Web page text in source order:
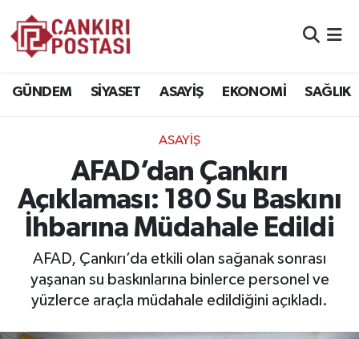
GÜNDEM SİYASET ASAYİŞ EKONOMİ SAĞLIK
ASAYİŞ
AFAD’dan Çankırı
Açıklaması: 180 Su Baskını
İhbarına Müdahale Edildi
AFAD, Çankırı’da etkili olan sağanak sonrası
yaşanan su baskınlarına binlerce personel ve
yüzlerce araçla müdahale edildiğini açıkladı.
EKONOMİ
SAĞLIK
SPOR
EĞİTİM
Trafik Durumu
Süper Lig Puan Durumu ve Fikstür
Tüm Manşetler
Son Dakika Haberleri